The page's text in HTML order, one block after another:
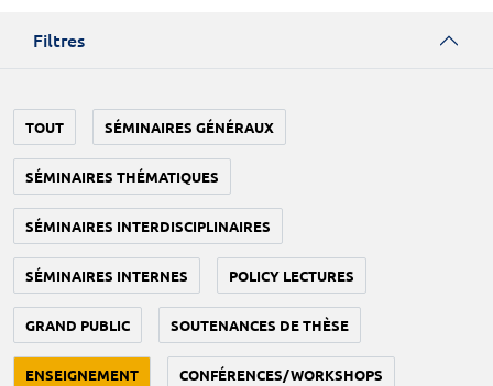
Filtres
TOUT SÉMINAIRES GÉNÉRAUX
SÉMINAIRES THÉMATIQUES
SÉMINAIRES INTERDISCIPLINAIRES
SÉMINAIRES INTERNES POLICY LECTURES
GRAND PUBLIC SOUTENANCES DE THÈSE
ENSEIGNEMENT CONFÉRENCES/WORKSHOPS